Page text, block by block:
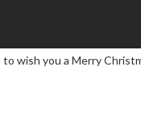
wish you a Merry